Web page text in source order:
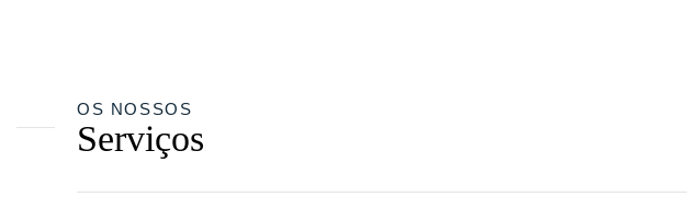
OS NOSSOS
Serviços